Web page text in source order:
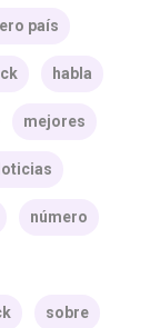
país
habla
mejores
número
sobre